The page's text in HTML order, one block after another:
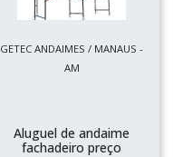
GETEC ANDAIMES / MANAUS -
AM
Aluguel de andaime
fachadeiro preço